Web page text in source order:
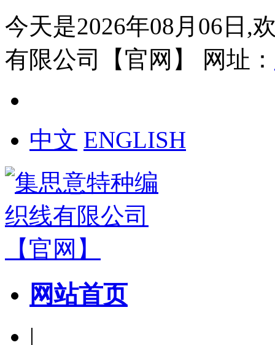
今天是2026年08月06日,
有限公司【官网】
网址：
中文 ENGLISH
网站首页
|